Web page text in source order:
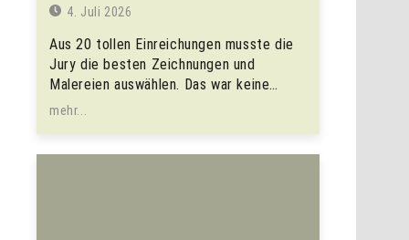
4. Juli 2026
Aus 20 tollen Einreichungen musste die
Jury die besten Zeichnungen und
Malereien auswählen. Das war keine…
mehr...